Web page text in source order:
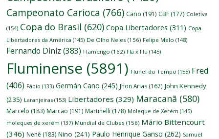
Campeonato Carioca (766) Cano (191) CBF (177) Coletiva
(154) Copa do Brasil (620) Copa Libertadores (311) Copa
Libertadores da América (145) De Olho Neles (156) Felipe Melo (148)
Fernando Diniz (383) Flamengo (162) Fla x Flu (145)
Fluminense (5891) Flunel do Tempo (155) Fred
(406) Fábio (133) Germán Cano (245) Jhon Arias (167) John Kennedy
(235) Laranjeiras (153) Libertadores (329) Maracanã (580)
Marcelo (183) Marcão (191) Martinelli (178) Moleque de Xerém (145)
moleques de xerém (137) Mundial de Clubes (156) Mário Bittencourt
(346) Nenê (183) Nino (241) Paulo Henrique Ganso (262) Samuel